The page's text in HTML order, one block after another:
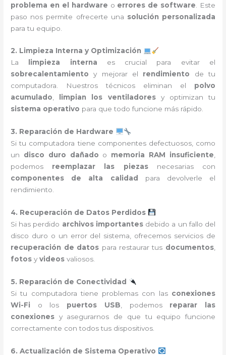
problema en el hardware o errores de software . Este
paso nos permite ofrecerte una solución personalizada
para tu equipo.
2. Limpieza Interna y Optimización
La
limpieza interna es crucial para evitar el
sobrecalentamiento y mejorar el rendimiento de tu
computadora. Nuestros técnicos eliminan el polvo
acumulado, limpian los ventiladoresy optimizan tu
sistema operativo para que todo funcione más rápido.
3. Reparación de Hardware
Si tu computadora tiene componentes defectuosos, como
un disco duro dañado o memoria RAM insuficiente,
podemos reemplazar las piezasnecesarias con
componentes de alta calidad
para devolverle el
rendimiento.
4. Recuperación de Datos Perdidos
Si has perdido archivos importantesdebido a un fallo del
disco duro o un error del sistema, ofrecemos servicios de
recuperación de datos para restaurar tus documentos,
fotos yvideos valiosos.
5. Reparación de Conectividad
Si tu computadora tiene problemas con las conexiones
Wi-Fi o los puertos USB , podemos reparar las
conexiones y asegurarnos de que tu equipo funcione
correctamente con todos tus dispositivos.
6. Actualización de Sistema Operativo